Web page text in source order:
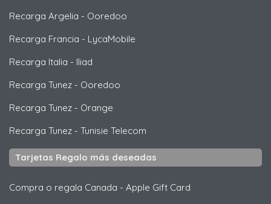
Recarga Argelia - Ooredoo
Recarga Francia - LycaMobile
Recarga Italia - Iliad
Recarga Tunez - Ooredoo
Recarga Tunez - Orange
Recarga Tunez - Tunisie Telecom
Tarjetas Regalo más deseadas
Compra o regala Canada - Apple Gift Card